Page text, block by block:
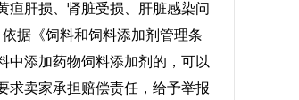
疸肝损、肾脏受损、肝脏感染问
据《饲料和饲料添加剂管理条
添加药物饲料添加剂的，可以
求卖家承担赔偿责任，给予举报